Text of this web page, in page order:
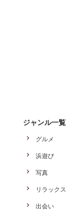
ジャンル一覧
グルメ
浜遊び
写真
リラックス
出会い